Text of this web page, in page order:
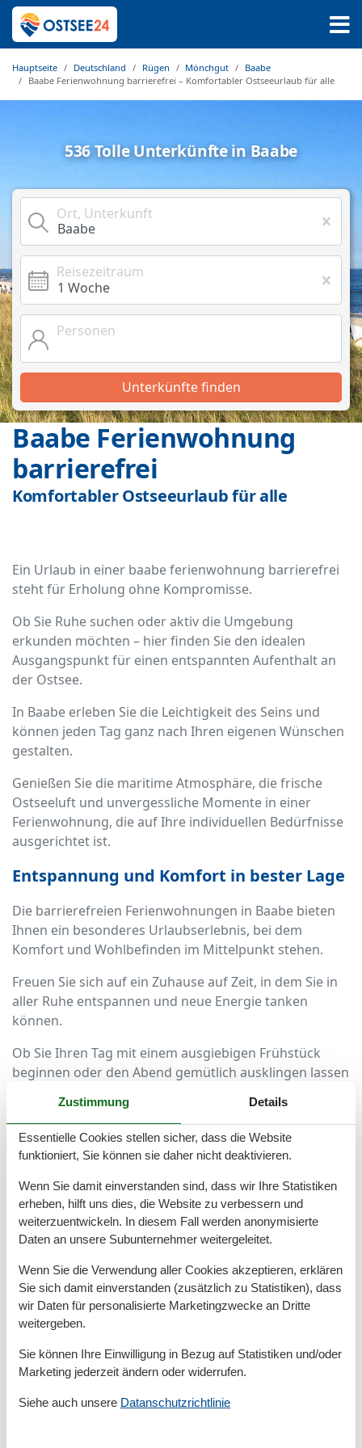
Hauptseite Deutschland Rügen Mönchgut
Baabe
Baabe Ferienwohnung barrierefrei – Komfortabler Ostseeurlaub für alle
536 Tolle Unterkünfte in Baabe
Ort, Unterkunft
Reisezeitraum
Personen
Unterkünfte finden
Baabe Ferienwohnung
barrierefrei
Komfortabler Ostseeurlaub für alle
Ein Urlaub in einer baabe ferienwohnung barrierefrei
steht für Erholung ohne Kompromisse.
Ob Sie Ruhe suchen oder aktiv die Umgebung
erkunden möchten – hier finden Sie den idealen
Ausgangspunkt für einen entspannten Aufenthalt an
der Ostsee.
In Baabe erleben Sie die Leichtigkeit des Seins und
können jeden Tag ganz nach Ihren eigenen Wünschen
gestalten.
Genießen Sie die maritime Atmosphäre, die frische
Ostseeluft und unvergessliche Momente in einer
Ferienwohnung, die auf Ihre individuellen Bedürfnisse
ausgerichtet ist.
Entspannung und Komfort in bester Lage
Die barrierefreien Ferienwohnungen in Baabe bieten
Ihnen ein besonderes Urlaubserlebnis, bei dem
Komfort und Wohlbefinden im Mittelpunkt stehen.
Freuen Sie sich auf ein Zuhause auf Zeit, in dem Sie in
aller Ruhe entspannen und neue Energie tanken
können.
Ob Sie Ihren Tag mit einem ausgiebigen Frühstück
beginnen oder den Abend gemütlich ausklingen lassen
Vorstellungen.
Baabe – Der perfekte Ort für erholsame
Das Ostseebad Baabe auf der Insel Rügen begeistert
mit seiner einzigartigen Lage zwischen Ostsee und
Bodden.
Die idyllische Umgebung lädt zu entspannten
Spaziergängen und abwechslungsreichen Ausflügen
ein.
Ob Sie das milde Meeresklima genießen oder die Natur
der Halbinsel Mönchgut entdecken möchten – Baabe
Auszeit.
Zustimmung Details
Essentielle Cookies stellen sicher, dass die Website
funktioniert, Sie können sie daher nicht deaktivieren.
Wenn Sie damit einverstanden sind, dass wir Ihre Statistiken
erheben, hilft uns dies, die Website zu verbessern und
weiterzuentwickeln. In diesem Fall werden anonymisierte
Daten an unsere Subunternehmer weitergeleitet.
Wenn Sie die Verwendung aller Cookies akzeptieren, erklären
Sie sich damit einverstanden (zusätzlich zu Statistiken), dass
wir Daten für personalisierte Marketingzwecke an Dritte
weitergeben.
Sie können Ihre Einwilligung in Bezug auf Statistiken und/oder
Marketing jederzeit ändern oder widerrufen.
Siehe auch unsere Datanschutzrichtlinie